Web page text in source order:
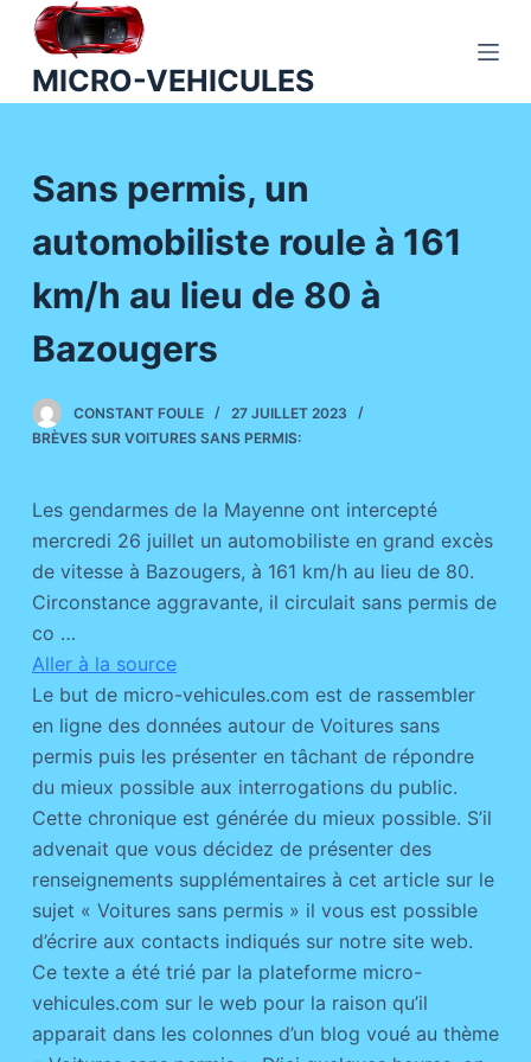
P
u
o
n
MICRO-VEHICULES
Sans permis, un
automobiliste roule à 161
km/h au lieu de 80 à
Bazougers
CONSTANT FOULE
27 JUILLET 2023
BRÈVES SUR VOITURES SANS PERMIS:
Les gendarmes de la Mayenne ont intercepté
mercredi 26 juillet un automobiliste en grand excès
de vitesse à Bazougers, à 161 km/h au lieu de 80.
Circonstance aggravante, il circulait sans permis de
co …
Aller à la source
Le but de micro-vehicules.com est de rassembler
en ligne des données autour de Voitures sans
permis puis les présenter en tâchant de répondre
du mieux possible aux interrogations du public.
Cette chronique est générée du mieux possible. S’il
advenait que vous décidez de présenter des
renseignements supplémentaires à cet article sur le
sujet « Voitures sans permis » il vous est possible
d’écrire aux contacts indiqués sur notre site web.
Ce texte a été trié par la plateforme micro-
vehicules.com sur le web pour la raison qu’il
apparait dans les colonnes d’un blog voué au thème